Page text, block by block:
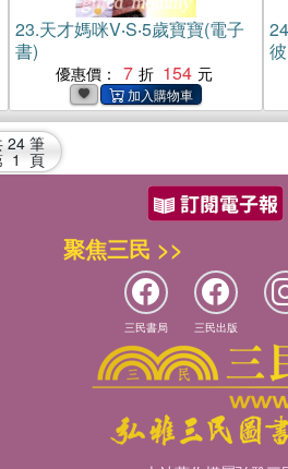
23.天才媽咪V‧S‧5歲寶寶(電子
書)
優惠價： 7 154
24 筆
1 頁
聚焦三民 >>
三民書局 三民出版